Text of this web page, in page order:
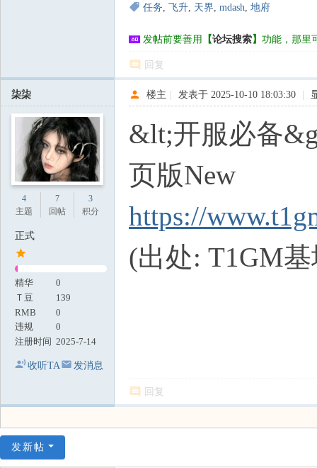
任务, 飞升, 天界, mdash, 地府
发帖前要善用 【论坛搜索】 功能，那里
回复
柒柒
4
主题
7
回帖
3
积分
正式
精华
0
Ｔ豆
139
RMB
0
违规
0
注册时间 2025-7-14
收听TA 发消息
楼主 发表于 2025-10-10 18:03:30
&lt;开服必备
页版New
https://
(出处: T1GM
回复
发新帖